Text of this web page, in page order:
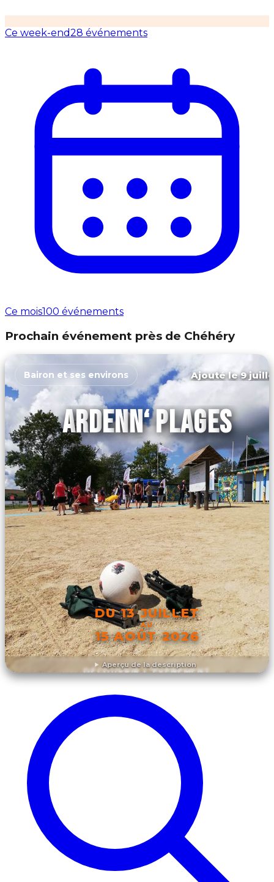
Ce week-end28 événements
Ce mois100 événements
Prochain événement près de Chéhéry
Aperçu de la description
Bairon et ses environs Ajouté le 9
ARDENN‘ PLAGES
DU 13 JUILLET
AU
15 AOÛT 2026
DÉCOUVRIR L'ÉVÉNEMENT